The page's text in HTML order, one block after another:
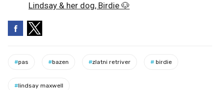
Lindsay & her dog, Birdie 🐶
#pas #bazen #zlatni retriver # birdie
#lindsay maxwell